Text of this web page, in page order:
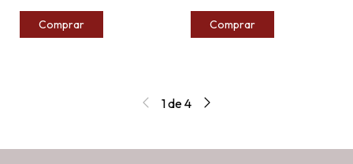
Comprar Comprar
1de4